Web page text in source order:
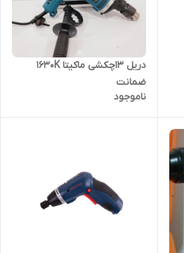
دریل ۱۳چکشی ماکیتا 1630K
ضمانت
ناموجود